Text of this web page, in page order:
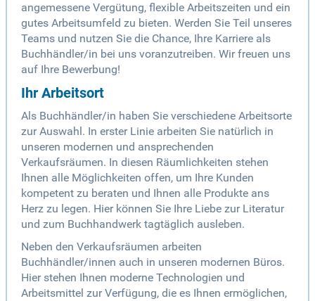
angemessene Vergütung, flexible Arbeitszeiten und ein
gutes Arbeitsumfeld zu bieten. Werden Sie Teil unseres
Teams und nutzen Sie die Chance, Ihre Karriere als
Buchhändler/in bei uns voranzutreiben. Wir freuen uns
auf Ihre Bewerbung!
Ihr Arbeitsort
Als Buchhändler/in haben Sie verschiedene Arbeitsorte
zur Auswahl. In erster Linie arbeiten Sie natürlich in
unseren modernen und ansprechenden
Verkaufsräumen. In diesen Räumlichkeiten stehen
Ihnen alle Möglichkeiten offen, um Ihre Kunden
kompetent zu beraten und Ihnen alle Produkte ans
Herz zu legen. Hier können Sie Ihre Liebe zur Literatur
und zum Buchhandwerk tagtäglich ausleben.
Neben den Verkaufsräumen arbeiten
Buchhändler/innen auch in unseren modernen Büros.
Hier stehen Ihnen moderne Technologien und
Arbeitsmittel zur Verfügung, die es Ihnen ermöglichen,